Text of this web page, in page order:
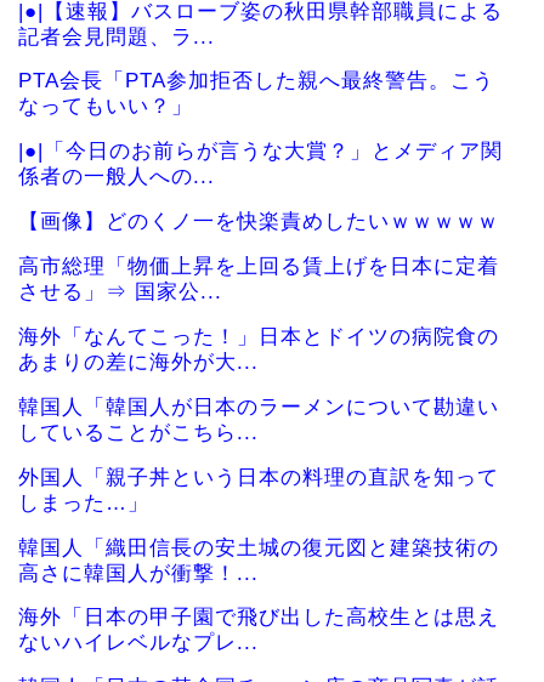
|●|【速報】バスローブ姿の秋田県幹部職員による
記者会見問題、ラ...
PTA会長「PTA参加拒否した親へ最終警告。こう
なってもいい？」
|●|「今日のお前らが言うな大賞？」とメディア関
係者の一般人への...
【画像】どのくノ一を快楽責めしたいｗｗｗｗｗ
高市総理「物価上昇を上回る賃上げを日本に定着
させる」⇒ 国家公...
海外「なんてこった！」日本とドイツの病院食の
あまりの差に海外が大...
韓国人「韓国人が日本のラーメンについて勘違い
していることがこちら...
外国人「親子丼という日本の料理の直訳を知って
しまった…」
韓国人「織田信長の安土城の復元図と建築技術の
高さに韓国人が衝撃！...
海外「日本の甲子園で飛び出した高校生とは思え
ないハイレベルなプレ...